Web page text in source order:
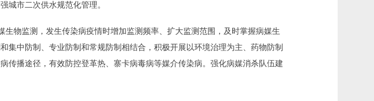
城市二次供水规范化管理。
物监测，发生传染病疫情时增加监测频率、扩大监测范围，及时掌握病媒生
集中防制、专业防制和常规防制相结合，积极开展以环境治理为主、药物防制
传播途径，有效防控登革热、寨卡病毒病等媒介传染病。强化病媒消杀队伍建